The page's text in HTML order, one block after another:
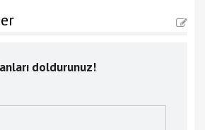
doldurunuz!